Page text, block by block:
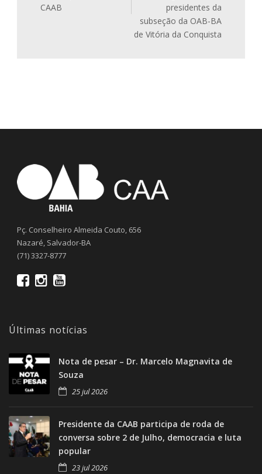
CAAB
presidentes da
subseção da OAB-BA
de Vitória da Conquista
Pç. Conselheiro Almeida Couto, 656
Nazaré, Salvador-BA
(71) 3327-8777
Últimas notícias
Nota de pesar – Dr. Marcelo Magnavita de
Souza
25 jul 2026
Presidente da CAAB participa de roda de
conversa sobre 2 de Julho, democracia e luta
popular
23 jul 2026